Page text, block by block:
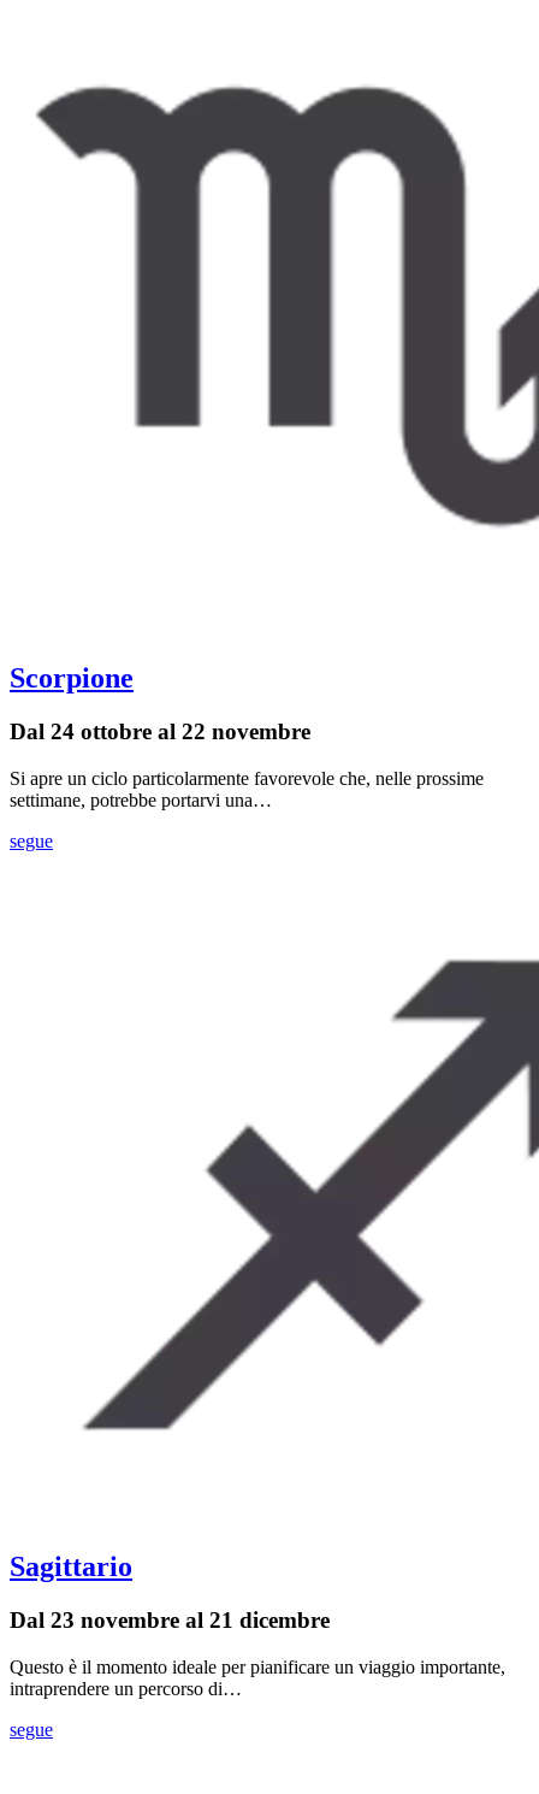
Scorpione
Dal 24 ottobre al 22 novembre
Si apre un ciclo particolarmente favorevole che, nelle prossime
settimane, potrebbe portarvi una…
segue
Sagittario
Dal 23 novembre al 21 dicembre
Questo è il momento ideale per pianificare un viaggio importante,
intraprendere un percorso di…
segue